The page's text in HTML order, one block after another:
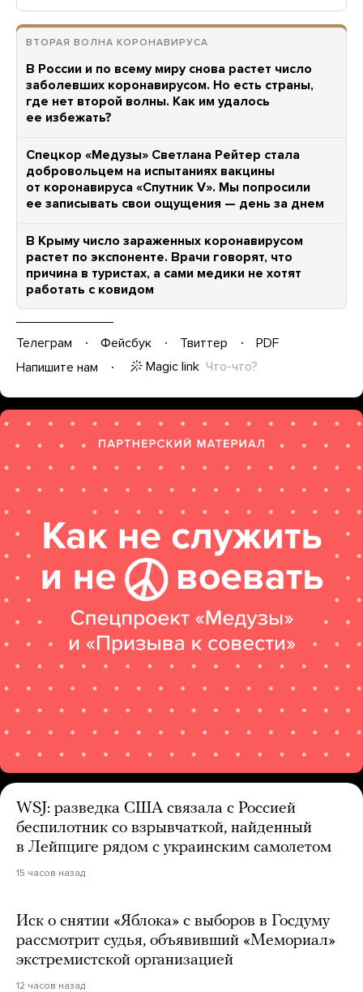
ВТОРАЯ ВОЛНА КОРОНАВИРУСА
В России и по всему миру снова растет число
заболевших коронавирусом. Но есть страны,
где нет второй волны. Как им удалось
ее избежать?
Спецкор «Медузы» Светлана Рейтер стала
добровольцем на испытаниях вакцины
от коронавируса «Спутник V». Мы попросили
ее записывать свои ощущения — день за днем
В Крыму число зараженных коронавирусом
растет по экспоненте. Врачи говорят, что
причина в туристах, а сами медики не хотят
работать с ковидом
Телеграм Фейсбук Твиттер
PDF
Напишите нам
Magic link Что-что?
WSJ: разведка США связала с Россией
беспилотник со взрывчаткой, найденный
в Лейпциге рядом с украинским самолетом
15 часов назад
Иск о снятии «Яблока» с выборов в Госдуму
рассмотрит судья, объявивший «Мемориал»
экстремистской организацией
12 часов назад